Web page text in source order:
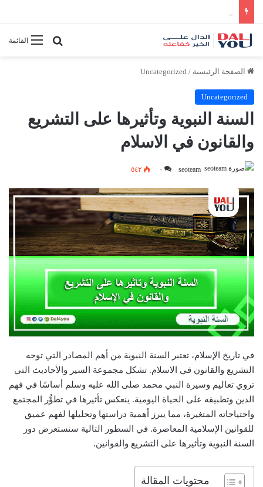
القائمةبحث عن
الصفحة الرئيسية /
Uncategorized
Uncategorized
السنة النبوية وتأثيرها على التشريع
والقانون في الاسلام
seoteam ٠ ٥٤٢
في تاريخ الإسلام، تعتبر السنة النبوية من أهم المصادر التي توجه
التشريع والقانون في الاسلام. تشكل مجموعة السير والأحاديث التي
تروي تعاليم وسيرة النبي محمد صلى الله عليه وسلم أساسًا في فهم
الدين وتطبيقه على الحياة اليومية. ينعكس تأثيرها في تطوُّر المجتمع
واحتياجاته المتغيرة، مما يبرز أهمية دراستها وتحليلها لفهم عميق
للقوانين الإسلامية المعاصرة. في السطور التالية سنستعرض دور
السنة النبوية وتأثيرها على التشريع والقوانين.
محتويات المقالة